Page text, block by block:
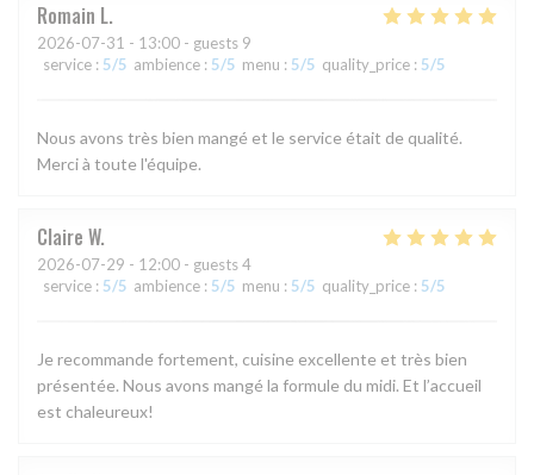
Romain L
2026-07-31 - 13:00 - guests 9
service : 5/5 ambience : 5/5 menu : 5/5 quality_price : 5/5
Nous avons très bien mangé et le service était de qualité.
Merci à toute l'équipe.
Claire W
2026-07-29 - 12:00 - guests 4
service : 5/5 ambience : 5/5 menu : 5/5 quality_price : 5/5
Je recommande fortement, cuisine excellente et très bien
présentée. Nous avons mangé la formule du midi. Et l’accueil
est chaleureux!